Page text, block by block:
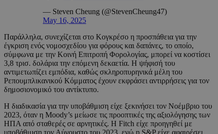
— Steven Cheung (@StevenCheung47)
May 16, 2025
Παράλληλα, συνεχίζεται στο Κογκρέσο η προσπάθεια για την
έγκριση ενός νομοσχεδίου για φόρους και δαπάνες, το οποίο,
σύμφωνα με την Κοινή Επιτροπή Φορολογίας, μπορεί να κοστίσει
3,8 τρισ. δολάρια την επόμενη δεκαετία. Η ψήφισή του
αντιμετωπίζει εμπόδια, καθώς σκληροπυρηνικά μέλη του
Ρεπουμπλικανικού Κόμματος έχουν εκφράσει αντιρρήσεις για τον
δημοσιονομικό του αντίκτυπο.
Η διαδικασία για την υποβάθμιση είχε ξεκινήσει τον Νοέμβριο του
2023, όταν η Moody’s μείωσε τις προοπτικές της αξιολόγησης των
ΗΠΑ από σταθερές σε αρνητικές. Η Fitch είχε προηγηθεί με
υποβάθμιση τον Αύγουστο του 2023, ενώ η S&P είχε αφαιρέσει